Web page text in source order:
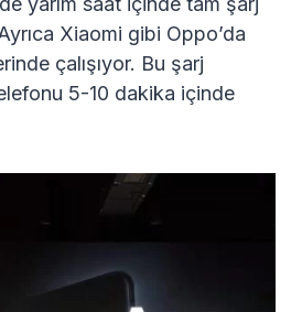
Xiaomi gibi Oppo’da
çalışıyor. Bu şarj
5-10 dakika içinde